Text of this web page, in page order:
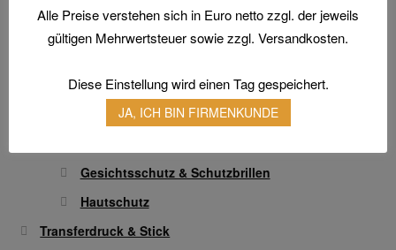
können
auf
Produktseite
werden
Aktionen und Angebote
Arbeitsschutz
Berufsbekleidung
Arbeitshandschuhe
Gesichtsschutz & Schutzbrillen
Hautschutz
Transferdruck & Stick
Alle Preise verstehen sich in Euro netto zzgl. der jeweils
gültigen Mehrwertsteuer sowie zzgl. Versandkosten.
Diese Einstellung wird einen Tag gespeichert.
JA, ICH BIN FIRMENKUNDE